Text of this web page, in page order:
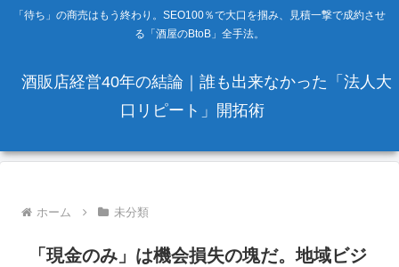
「待ち」の商売はもう終わり。SEO100％で大口を掴み、見積一撃で成約させ
る「酒屋のBtoB」全手法。
酒販店経営40年の結論｜誰も出来なかった「法人大
口リピート」開拓術
ホーム 未分類
「現金のみ」は機会損失の塊だ。地域ビジ